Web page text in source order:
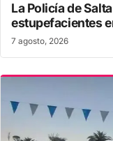
La Policía de
estupefacientes
7 agosto, 2026